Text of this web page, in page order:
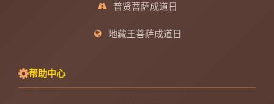
普贤菩萨成道日
地藏王菩萨成道日
帮助中心